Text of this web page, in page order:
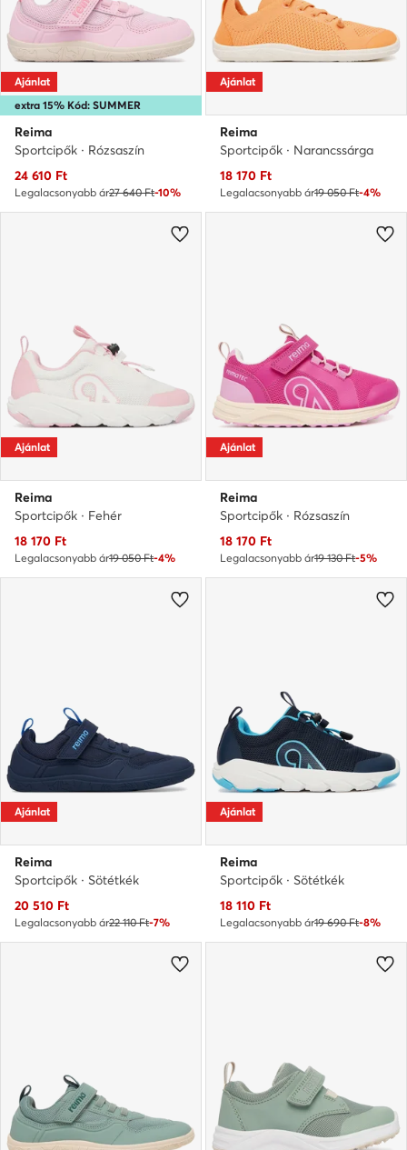
extra 15% Kód: SUMMER
Ajánlat
Reima
Sportcipők · Rózsaszín
Aktuális ár
24 610 Ft
Legalacsonyabb ár27 640 Ft-10%
Ajánlat
Reima
Sportcipők · Narancssárga
Aktuális ár
18 170 Ft
Legalacsonyabb ár19 050 Ft-4%
Ajánlat
Reima
Sportcipők · Fehér
Aktuális ár
18 170 Ft
Legalacsonyabb ár19 050 Ft-4%
Ajánlat
Reima
Sportcipők · Rózsaszín
Aktuális ár
18 170 Ft
Legalacsonyabb ár19 130 Ft-5%
Ajánlat
Reima
Sportcipők · Sötétkék
Aktuális ár
20 510 Ft
Legalacsonyabb ár22 110 Ft-7%
Ajánlat
Reima
Sportcipők · Sötétkék
Aktuális ár
18 110 Ft
Legalacsonyabb ár19 690 Ft-8%